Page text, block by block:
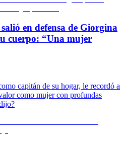
en defensa de Giorgina
cuerpo: “Una mujer
capitán de su hogar, le recordó a
como mujer con profundas